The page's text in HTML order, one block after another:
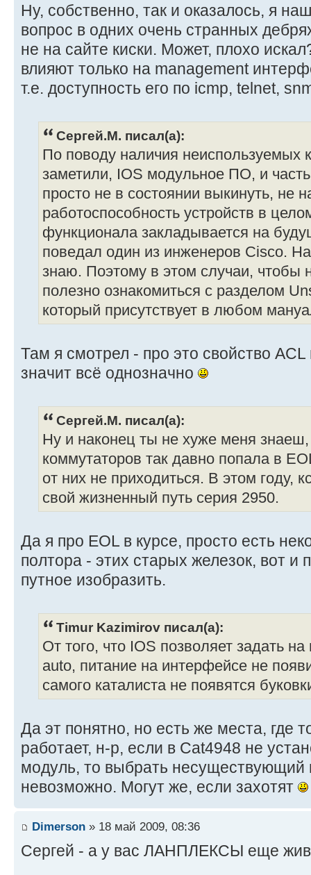
Ну, собственно, так и оказалось, я
вопрос в одних очень странных
не на сайте киски. Может, плохо
влияют только на management
т.е. доступность его по icmp, telnet,
Сергей.М. писал(а):
По поводу наличия неиспользуемых
заметили, IOS модульное ПО, и
просто не в состоянии выкинуть, не
работоспособность устройств в
функционала закладывается на
поведал один из инженеров Cisco.
знаю. Поэтому в этом случаи, чтобы
полезно ознакомиться с разделом
который присутствует в любом
Там я смотрел - про это свойство
значит всё однозначно
Сергей.М. писал(а):
Ну и наконец ты не хуже меня знаеш,
коммутаторов так давно попала в
от них не приходиться. В этом году,
свой жизненный путь серия 2950.
Да я про EOL в курсе, просто есть
полтора - этих старых железок, вот и
путное изобразить.
Timur Kazimirov писал(а):
От того, что IOS позволяет задать
auto, питание на интерфейсе не
самого каталиста не появятся
Да эт понятно, но есть же места, где
работает, н-р, если в Cat4948 не
модуль, то выбрать несуществующий
невозможно. Могут же, если захотят
Dimerson » 18 май 2009, 08:36
Сергей - а у вас ЛАНПЛЕКСЫ еще